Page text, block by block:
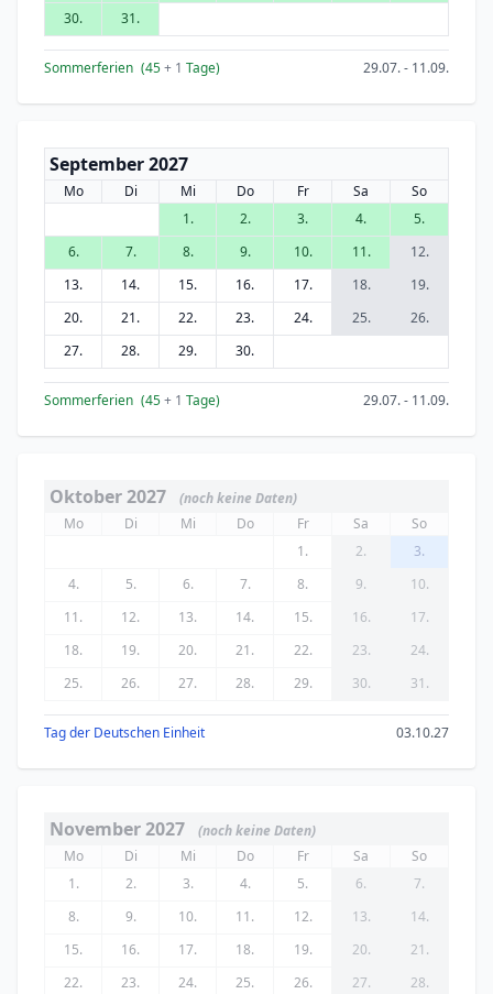
30.
31.
Sommerferien (45+ 1 Tage) 29.07. - 11.09.
September 2027
Mo Di Mi Do Fr Sa
So
1.
2. 3. 4.
5.
6.
7. 8. 9. 10. 11.
12.
13.
14. 15. 16. 17. 18.
19.
20.
21. 22. 23. 24. 25.
26.
27.
28. 29. 30.
Sommerferien (45+ 1 Tage) 29.07. - 11.09.
Oktober 2027
(noch keine Daten)
Mo
Di Mi Do Fr Sa
So
1.
2.
3.
4.
5. 6. 7. 8. 9.
10.
11.
12. 13. 14. 15. 16.
17.
18.
19. 20. 21. 22. 23.
24.
25.
26. 27. 28. 29. 30. 31.
Tag der Deutschen Einheit 03.10.27
November 2027
(noch keine Daten)
Mo
Di Mi Do Fr Sa
So
1.
2. 3. 4. 5. 6.
7.
8.
9. 10. 11. 12. 13.
14.
15.
16. 17. 18. 19. 20.
21.
22.
23. 24. 25. 26. 27.
28.